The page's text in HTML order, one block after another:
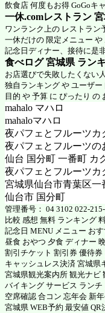
飲食店 何度もお得 GoGoキ
一休.comレストラン
ワンランク上の レストラン
一休だけの 限定メニュー
記念日ディナー、接待に是非
食べログ 宮城県 ラン
お店選びで失敗したくない
独自ランキング や ユーザ
目的 や 予算 に ぴったり の
mahalo マハロ
mahaloマハロ
夜パフェとフルーツカ
夜パフェとフルーツの
仙台 国分町 一番町 カ
夜パフェとフルーツカ
宮城県仙台市青葉区一
仙台市 国分町
管理番号： 04 3102 022-
比較 感想 無料 ランキング
記念日 MENU メニュー お
昼食 おやつ 夕食 ディナー
割引チケット 割引券 優待
キャッシュレス決済 宮城県
宮城県観光案内所 観光ナビ
バイキング サービス ラン
空席確認 合コン 忘年会 新
宮城県 WEB予約 最安値